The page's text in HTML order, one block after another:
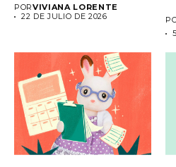
PORVIVIANA LORENTE
22 DE JULIO DE 2026